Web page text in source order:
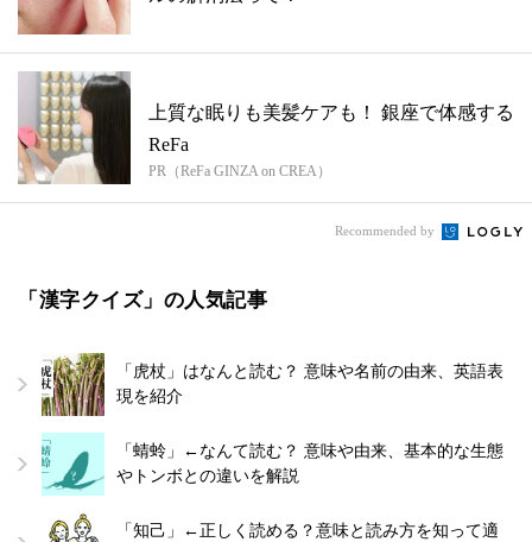
上質な眠りも美髪ケアも！ 銀座で体感する
ReFa
PR（ReFa GINZA on CREA）
Recommended by
「漢字クイズ」の人気記事
「虎杖」はなんと読む？ 意味や名前の由来、英語表
現を紹介
「蜻蛉」←なんて読む？ 意味や由来、基本的な生態
やトンボとの違いを解説
「知己」←正しく読める？意味と読み方を知って適